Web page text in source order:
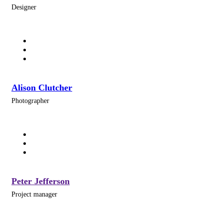
Designer
Alison Clutcher
Photographer
Peter Jefferson
Project manager